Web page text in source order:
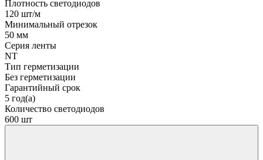
Плотность светодиодов
120 шт/м
Минимальный отрезок
50 мм
Серия ленты
NT
Тип герметизации
Без герметизации
Гарантийный срок
5 год(а)
Количество светодиодов
600 шт